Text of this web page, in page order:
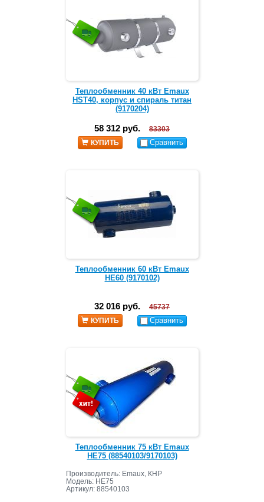
Теплообменник 40 кВт Emaux
HST40, корпус и спираль титан
(9170204)
58 312 руб.
83303
КУПИТЬ
Сравнить
Теплообменник 60 кВт Emaux
HE60 (9170102)
32 016 руб.
45737
КУПИТЬ
Сравнить
Теплообменник 75 кВт Emaux
HE75 (88540103/9170103)
Производитель: Emaux, КНР
Модель: HE75
Артикул: 88540103